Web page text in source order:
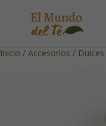
Inicio / Accesorios / Dulces